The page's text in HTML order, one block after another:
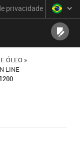
privacidade
ÓLEO »
LINE